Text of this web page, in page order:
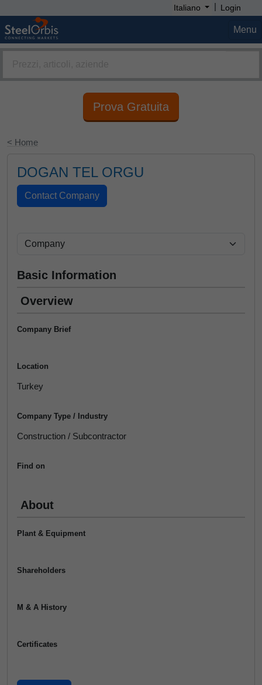
Italiano | Login
Menu
Prova Gratuita
< Home
DOGAN TEL ORGU
Basic Information
Overview
Company Brief
Location
Turkey
Company Type / Industry
Construction / Subcontractor
Find on
About
Plant & Equipment
Shareholders
M & A History
Certificates